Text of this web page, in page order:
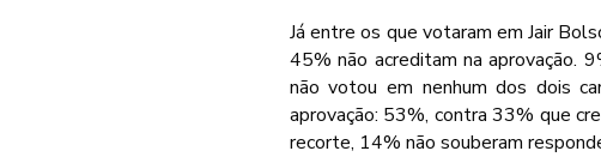
Já entre os que votaram em Jair
45% não acreditam na aprovação.
não votou em nenhum dos dois
aprovação: 53%, contra 33% que
recorte, 14% não souberam